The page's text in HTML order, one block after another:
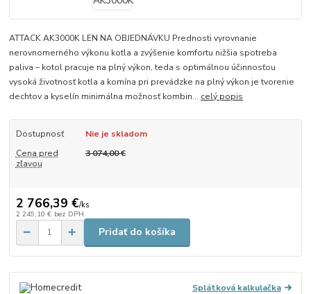
ATTACK AK3000K LEN NA OBJEDNÁVKU Prednosti vyrovnanie
nerovnomerného výkonu kotla a zvýšenie komfortu nižšia spotreba
paliva – kotol pracuje na plný výkon, teda s optimálnou účinnosťou
vysoká životnosť kotla a komína pri prevádzke na plný výkon je tvorenie
dechtov a kyselín minimálna možnosť kombin... celý popis
Dostupnosť
Nie je skladom
Cena pred
zľavou
3 074,00 €
2 766,39 €/ks
2 249,10 € bez DPH
Pridať do košíka
Splátková kalkulačka